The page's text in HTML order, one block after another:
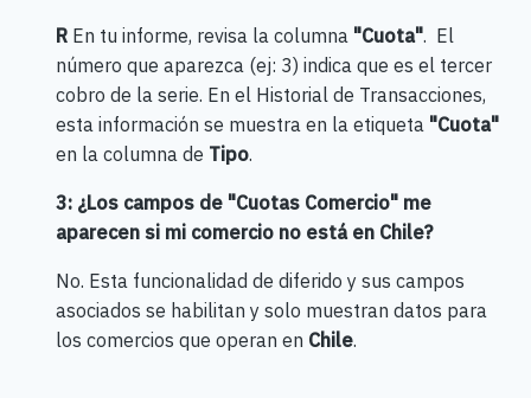
REn tu informe, revisa la columna "Cuota". El
número que aparezca (ej: 3) indica que es el tercer
cobro de la serie. En el Historial de Transacciones,
esta información se muestra en la etiqueta "Cuota"
en la columna de Tipo.
3: ¿Los campos de "Cuotas Comercio" me
aparecen si mi comercio no está en Chile?
No. Esta funcionalidad de diferido y sus campos
asociados se habilitan y solo muestran datos para
los comercios que operan en Chile.